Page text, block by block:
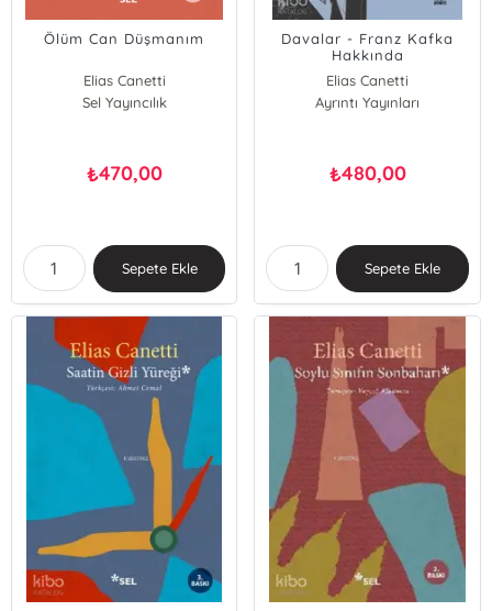
Ölüm Can Düşmanım
Elias Canetti
Sel Yayıncılık
₺470,00
Sepete Ekle
Davalar - Franz Kafka
Hakkında
Elias Canetti
Ayrıntı Yayınları
₺480,00
Sepete Ekle